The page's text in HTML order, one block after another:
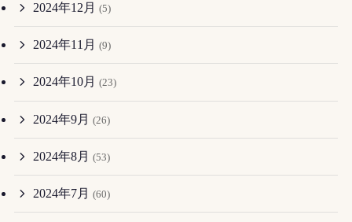
2024年12月 (5)
2024年11月 (9)
2024年10月 (23)
2024年9月 (26)
2024年8月 (53)
2024年7月 (60)